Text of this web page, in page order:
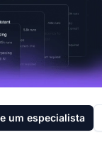
um especialista